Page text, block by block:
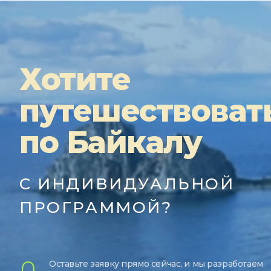
Хотите
по Байкалу
С ИНДИВИДУАЛЬНОЙ
ПРОГРАММОЙ?
Оставьте заявку прямо сейчас, и мы разработаем